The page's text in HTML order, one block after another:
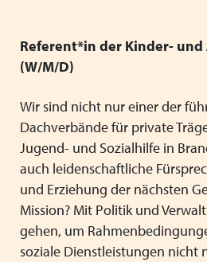
Verbandsrat
Stellenaussschreibung
Referent*in der Kinder-
(W/M/D)
Wir sind nicht nur einer der
Dachverbände für private
Jugend- und Sozialhilfe in
auch leidenschaftliche
und Erziehung der nächsten
Mission? Mit Politik und
gehen, um
soziale Dienstleistungen nicht